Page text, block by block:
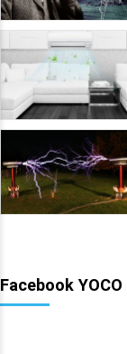
Facebook YOCO